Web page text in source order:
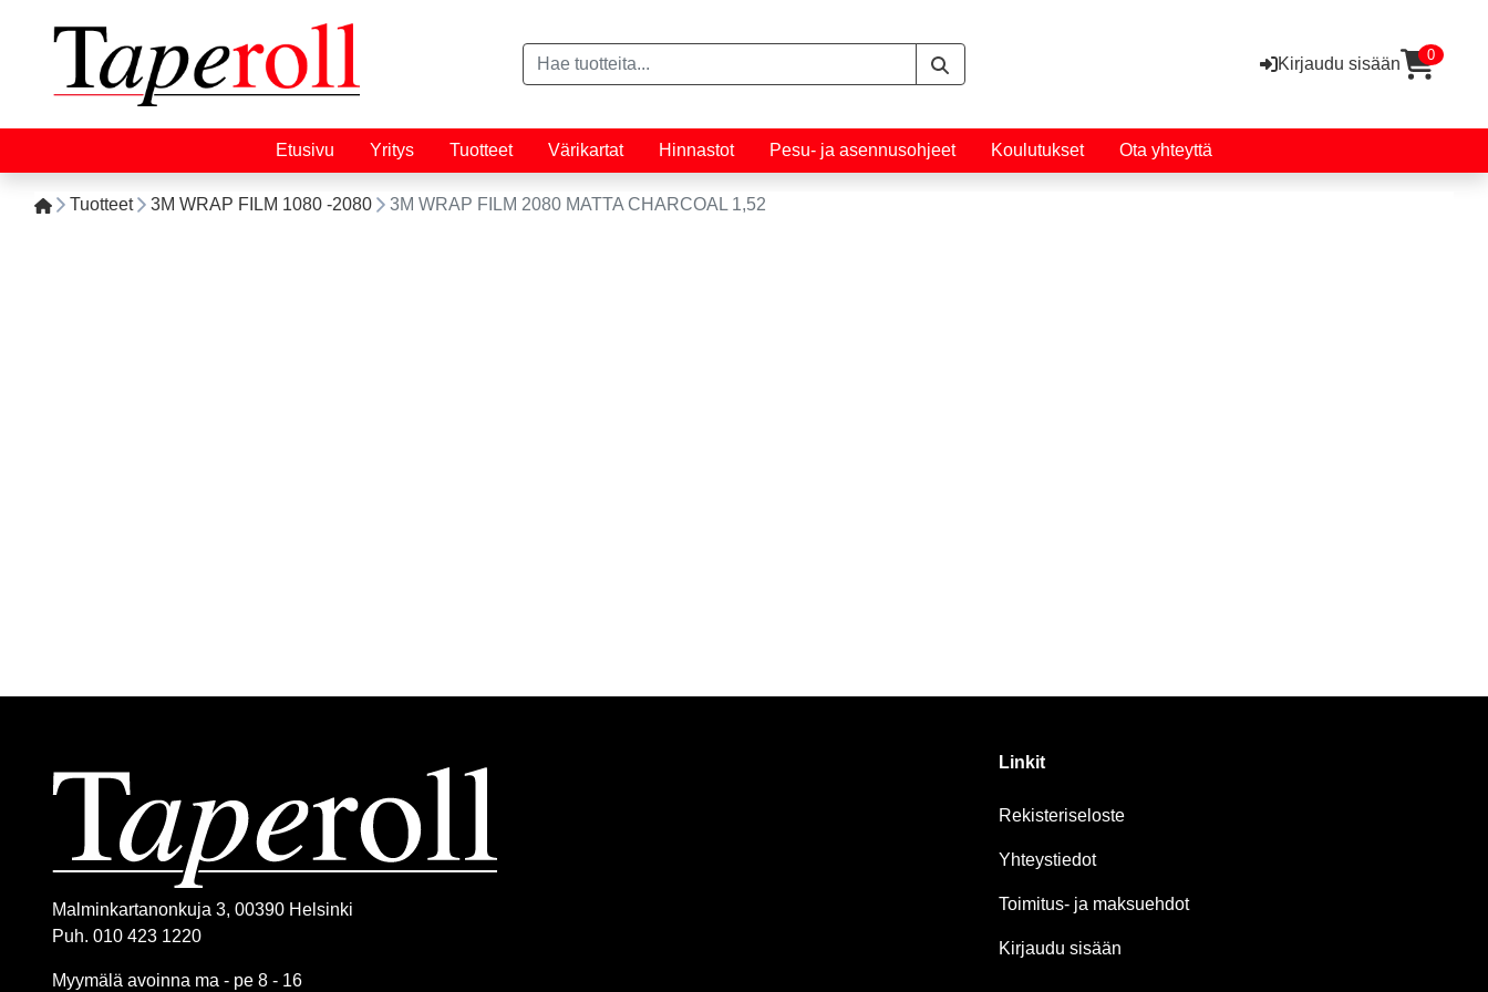
Kirjaudu sisään 0
Etusivu Yritys Tuotteet Värikartat Hinnastot Pesu- ja asennusohjeet Koulutukset Ota yhteyttä
Tuotteet 3M WRAP FILM 1080 -2080 3M WRAP FILM 2080 MATTA CHARCOAL 1,52
Malminkartanonkuja 3, 00390 Helsinki
Puh. 010 423 1220
Myymälä avoinna ma - pe 8 - 16
Linkit
Rekisteriseloste
Yhteystiedot
Toimitus- ja maksuehdot
Kirjaudu sisään